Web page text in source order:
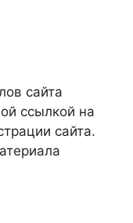
сайта
ссылкой на
сайта.